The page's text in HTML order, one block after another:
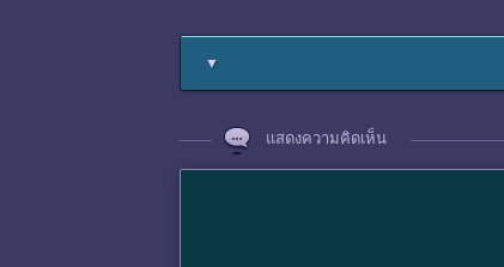
▼
แสดงความคิดเห็น